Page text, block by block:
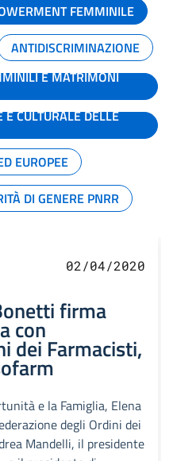
FEMMINILE
ANTIDISCRIMINAZIONE
E MATRIMONI
CULTURALE DELLE
EUROPEE
DI GENERE PNRR
02/04/2020
firma
con
dei Farmacisti,
e la Famiglia, Elena
degli Ordini dei
Mandelli, il presidente